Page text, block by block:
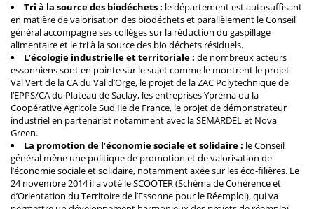
Tri à la source des biodéchets : le département est autosuffisant
en matière de valorisation des biodéchets et parallèlement le Conseil
général accompagne ses collèges sur la réduction du gaspillage
alimentaire et le tri à la source des bio déchets résiduels.
L’écologie industrielle et territoriale : de nombreux acteurs
essonniens sont en pointe sur le sujet comme le montrent le projet
Val Vert de la CA du Val d’Orge, le projet de la ZAC Polytechnique de
l’EPPS/CA du Plateau de Saclay, les entreprises Yprema ou la
Coopérative Agricole Sud Ile de France, le projet de démonstrateur
industriel en partenariat notamment avec la SEMARDEL et Nova
Green.
La promotion de l’économie sociale et solidaire : le Conseil
général mène une politique de promotion et de valorisation de
l’économie sociale et solidaire, notamment axée sur les éco-filières. Le
24 novembre 2014 il a voté le SCOOTER (Schéma de Cohérence et
d’Orientation du Territoire de l’Essonne pour le Réemploi), qui va